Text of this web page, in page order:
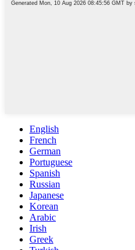
English
French
German
Portuguese
Spanish
Russian
Japanese
Korean
Arabic
Irish
Greek